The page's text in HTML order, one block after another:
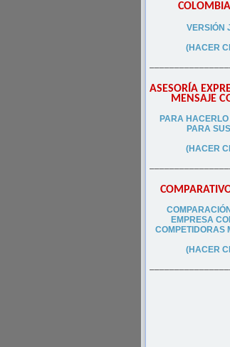
VERSIÓN
(HACER
ASESORÍA
MENSAJE
PARA
PARA
(HACER
EMPRESA
COMPETIDORAS
(HACER